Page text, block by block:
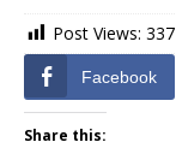
Post Views: 337
Facebook
Share this: